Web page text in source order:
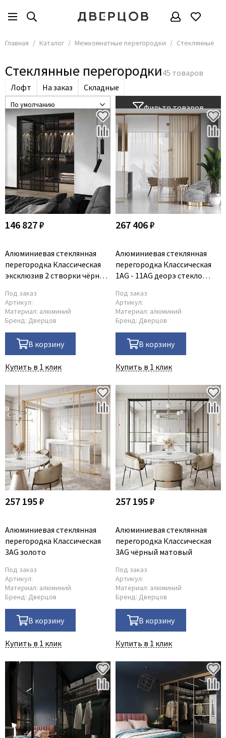
Межкомнатные перегородки
Все товары
Раздвижные
Стеклянные
Офисные
Деревянные
Душевые
Каскадные
Главная Каталог Межкомнатные перегородки Стеклянные
Стеклянные перегородки
Лофт На заказ
Складные
Фильтр товаров
146 827 ₽
Алюминиевая стеклянная
перегородка Классическая
эксклюзив 2 створки чёрный
Под заказ
Артикул:
Материал: алюминий
Бренд: Дверцов
В корзину
Купить в 1 клик
267 406 ₽
Алюминиевая стеклянная
перегородка Классическая
1AG - 11AG деорэ стекло
Под заказ
Артикул:
Материал: алюминий
Бренд: Дверцов
В корзину
Купить в 1 клик
257 195 ₽
Алюминиевая стеклянная
перегородка Классическая
3AG золото
Под заказ
Артикул:
Материал: алюминий
Бренд: Дверцов
В корзину
Купить в 1 клик
257 195 ₽
Алюминиевая стеклянная
перегородка Классическая
3AG чёрный матовый
Под заказ
Артикул:
Материал: алюминий
Бренд: Дверцов
В корзину
Купить в 1 клик